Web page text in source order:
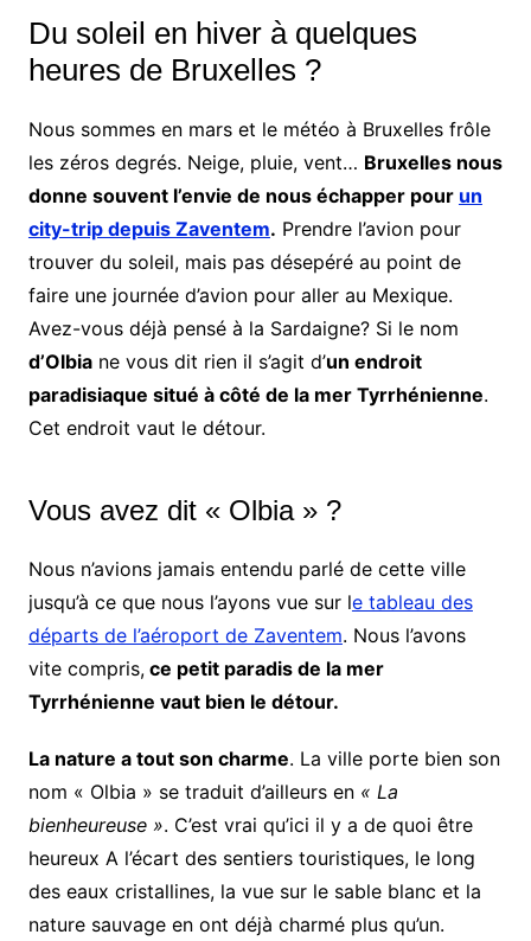
Du soleil en hiver à quelques
heures de Bruxelles ?
Nous sommes en mars et le météo à Bruxelles frôle
les zéros degrés. Neige, pluie, vent… Bruxelles nous
donne souvent l’envie de nous échapper pour un
city-trip depuis Zaventem. Prendre l’avion pour
trouver du soleil, mais pas désepéré au point de
faire une journée d’avion pour aller au Mexique.
Avez-vous déjà pensé à la Sardaigne? Si le nom
d’Olbiane vous dit rien il s’agit d’un endroit
paradisiaque situé à côté de la mer Tyrrhénienne.
Cet endroit vaut le détour.
Vous avez dit « Olbia » ?
Nous n’avions jamais entendu parlé de cette ville
jusqu’à ce que nous l’ayons vue sur le tableau des
départs de l’aéroport de Zaventem. Nous l’avons
vite compris,ce petit paradis de la mer
Tyrrhénienne vaut bien le détour.
La nature a tout son charme. La ville porte bien son
nom « Olbia » se traduit d’ailleurs en « La
bienheureuse ». C’est vrai qu’ici il y a de quoi être
heureux A l’écart des sentiers touristiques, le long
des eaux cristallines, la vue sur le sable blanc et la
nature sauvage en ont déjà charmé plus qu’un.